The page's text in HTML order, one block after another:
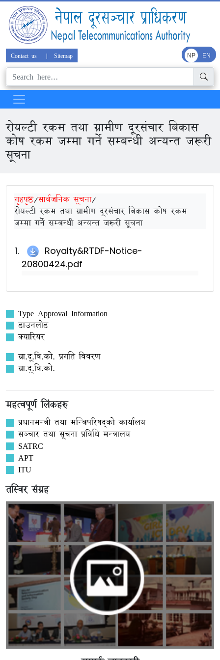
Contact us | Sitemap NP EN
रोयल्टी रकम तथा ग्रामीण दूरसंचार बिकास
कोष रकम जम्मा गर्ने सम्बन्धी अन्यन्त जरूरी
सूचना
गृहपृष्ठ/सार्वजनिक सूचना/
रोयल्टी रकम तथा ग्रामीण दूरसंचार बिकास कोष रकम
जम्मा गर्ने सम्बन्धी अन्यन्त जरूरी सूचना
Royalty&RTDF-Notice-
20800424.pdf
Type Approval Information
डाउनलोड
क्यारियर
ग्रा.दू.वि.को. प्रगति विवरण
ग्रा.दू.वि.को.
महत्वपूर्ण लिंकहरु
प्रधानमन्त्री तथा मन्त्रिपरिषद्को कार्यालय
सञ्‍चार तथा सूचना प्रविधि मन्त्रालय
SATRC
APT
ITU
तस्विर संग्रह